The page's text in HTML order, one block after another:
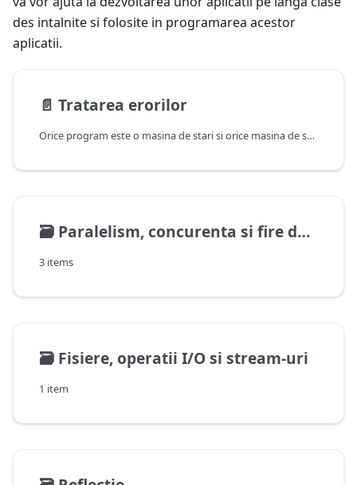
des intalnite si folosite in programarea acestor
aplicatii.
📄️ Tratarea erorilor
Orice program este o masina de stari si orice masina de stari trebuie sa trateze toate cazurile de utilizare iar acestea cuprind atat stari de functionare normala cat si stari de eroare. Intrebarea e, cum putem trata erorile? In multe biblioteci de C eroarile erau semnalate la returnarea functiilor cu coduri de eroare, de obicei negative si erau amestecate cu raspunsuri ale apelurilor functiilor care au ca insemnatate altceva decat un cod de succes, ca de exemplu numarul de bytes transferati pe un canal de comunicatie. Alta abordare in C este setarea variabilei errno care poate ramane cu o valoare anterioara setata si poate duce la erori. Lucrul acesta s-a dovedit a fi nesustenabil pentru programe foarte complexe pentru ca programatorii, chiar si cu documentatie, ar avea probleme in a intelege codul dar s-a pastrat aceasta abordare din ratiuni istorice si pentru ca era mult prea greu sa refaca toate bibliotecile, chiar si cele de system, de la 0 in alt mod.
🗃️ Paralelism, concurenta si fire de executie
3 items
🗃️ Fisiere, operatii I/O si stream-uri
1 item